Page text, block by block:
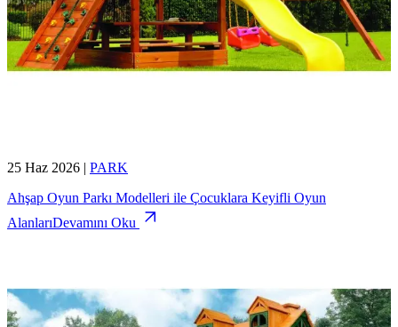
25 Haz 2026 | PARK
Ahşap Oyun Parkı Modelleri ile Çocuklara Keyifli Oyun
AlanlarıDevamını Oku